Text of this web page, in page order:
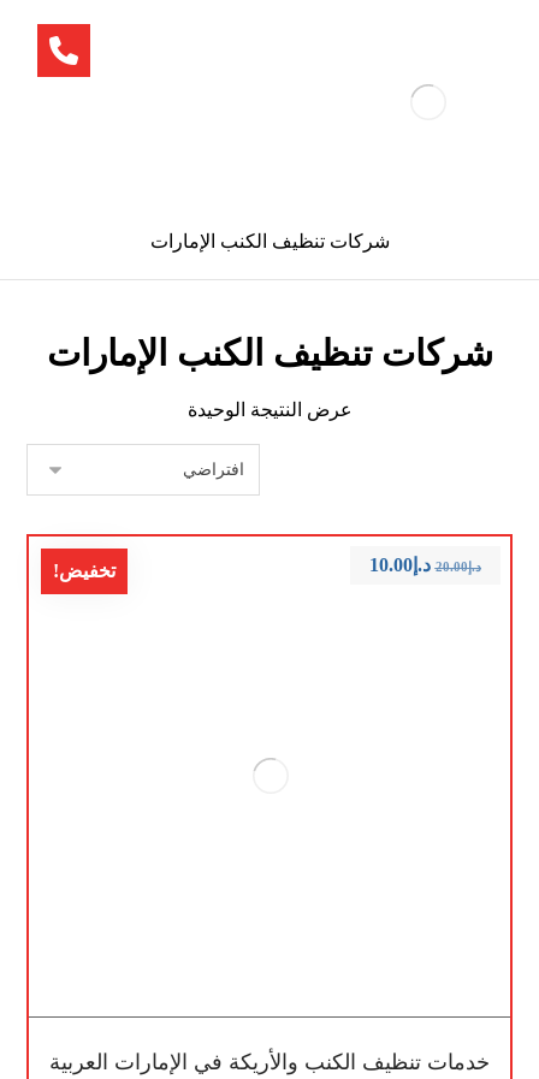
شركات تنظيف الكنب الإمارات
شركات تنظيف الكنب الإمارات
عرض النتيجة الوحيدة
تخفيض!
خدمات تنظيف الكنب والأريكة في الإمارات العربية
د.إ20.00 د.إ10.00